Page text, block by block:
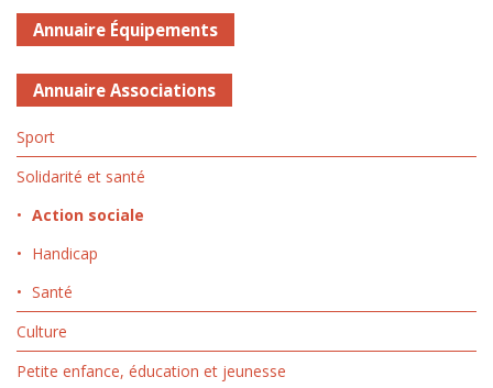
Annuaire Équipements
Annuaire Associations
Sport
Solidarité et santé
Action sociale
Handicap
Santé
Culture
Petite enfance, éducation et jeunesse